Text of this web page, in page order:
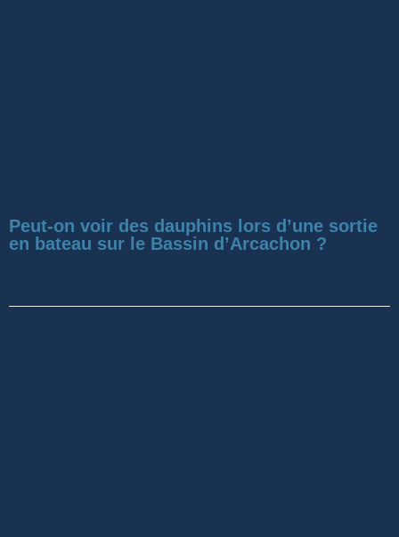
Peut-on voir des dauphins lors d’une sortie
en bateau sur le Bassin d’Arcachon ?